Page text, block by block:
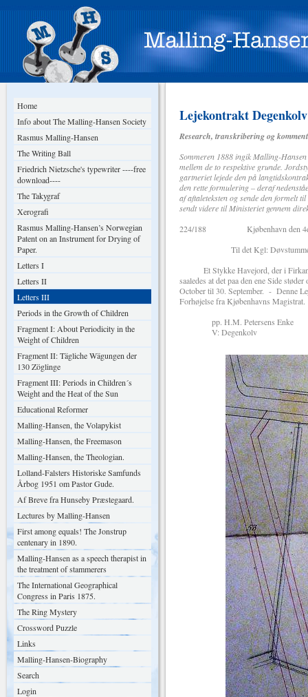
Home
Info about The Malling-Hansen Society
Rasmus Malling-Hansen
The Writing Ball
Friedrich Nietzsche's typewriter ----free
download----
The Takygraf
Xerografi
Rasmus Malling-Hansen’s Norwegian
Patent on an Instrument for Drying of
Paper.
Letters I
Letters II
Letters III
Periods in the Growth of Children
Fragment I: About Periodicity in the
Weight of Children
Fragment II: Tägliche Wägungen der
130 Zöglinge
Fragment III: Periods in Children´s
Weight and the Heat of the Sun
Educational Reformer
Malling-Hansen, the Volapykist
Malling-Hansen, the Freemason
Malling-Hansen, the Theologian.
Lolland-Falsters Historiske Samfunds
Årbog 1951 om Pastor Gude.
Af Breve fra Hunseby Præstegaard.
Lectures by Malling-Hansen
First among equals! The Jonstrup
centenary in 1890.
Malling-Hansen as a speech therapist in
the treatment of stammerers
The International Geographical
Congress in Paris 1875.
The Ring Mystery
Crossword Puzzle
Links
Malling-Hansen-Biography
Search
Login
Lejekontrakt
Research, transkribering og
Sommeren 1888 ingik Malling-
mellem de to respektive grunde.
gartneriet lejede den på
den rette formulering – deraf
af aftaleteksten og sende den formelt
sendt videre til Ministeriet gennem
224/188 Kjøbenhavn den 4e
Til det Kgl: Døvstumme-
Et Stykke Havejord, der i Firkant
saaledes at det paa den ene Side
October til 30. September. - Denne
Forhøjelse fra Kjøbenhavns Magistrat.
pp. H.M. Petersens Enke
V: Degenkolv